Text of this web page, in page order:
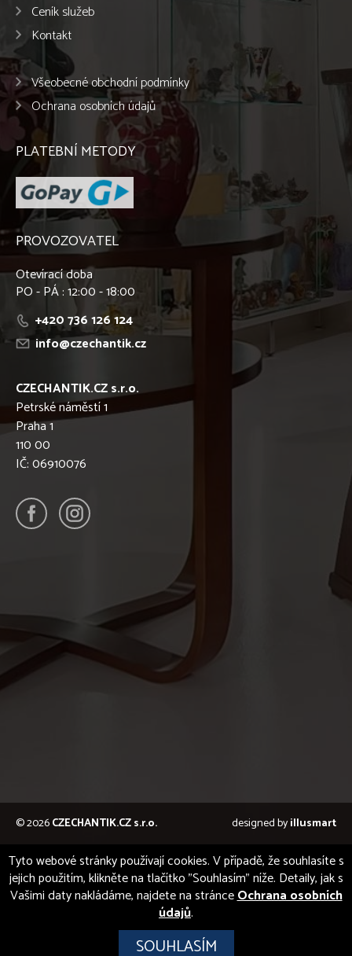
Ceník služeb
Kontakt
Všeobecné obchodní podmínky
Ochrana osobních údajů
PLATEBNÍ METODY
PROVOZOVATEL
Otevírací doba
PO - PÁ : 12:00 - 18:00
+420 736 126 124
info@czechantik.cz
CZECHANTIK.CZ s.r.o.
Petrské náměstí 1
Praha 1
110 00
IČ: 06910076
© 2026CZECHANTIK.CZ s.r.o. designed byillusmart
Tyto webové stránky používají cookies. V případě, že souhlasíte s
jejich použitím, klikněte na tlačítko "Souhlasím" níže. Detaily, jak s
Vašimi daty nakládáme, najdete na stránceOchrana osobních
údajů.